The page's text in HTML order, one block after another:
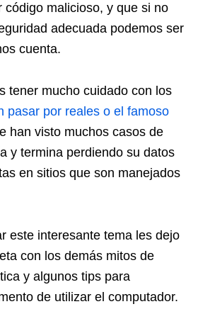
código malicioso, y que si no
adecuada podemos ser
cuenta.
tener mucho cuidado con los
pasar por reales o el famoso
han visto muchos casos de
y termina perdiendo su datos
en sitios que son manejados
este interesante tema les dejo
con los demás mitos de
y algunos tips para
de utilizar el computador.